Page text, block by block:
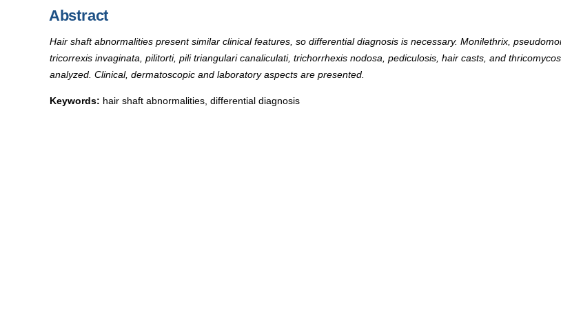
Abstract
Hair shaft abnormalities present similar clinical features, so differential diagnosis is necessary. Monilethrix,
tricorrexis invaginata, pilitorti, pili triangulari canaliculati, trichorrhexis nodosa, pediculosis, hair casts, and
analyzed. Clinical, dermatoscopic and laboratory aspects are presented.
Keywords: hair shaft abnormalities, differential diagnosis